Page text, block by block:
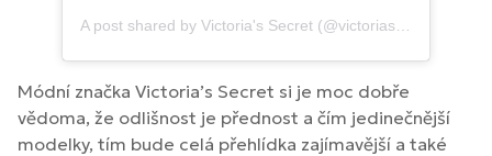
A post shared by Victoria's Secret (@victoriassecret) on
Módní značka Victoria’s Secret si je moc dobře
vědoma, že odlišnost je přednost a čím jedinečnější
modelky, tím bude celá přehlídka zajímavější a také